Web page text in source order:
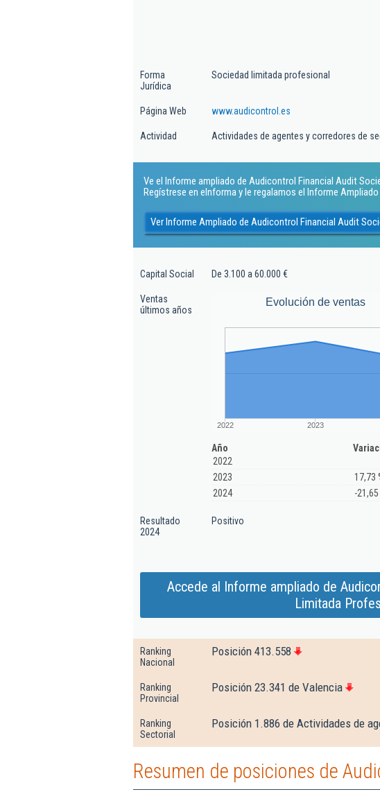
Forma
Jurídica
Sociedad limitada profesional
Página Web www.audicontrol.es
Actividad Actividades de agentes y corredores de
Ve el Informe ampliado de Audicontrol Financial Audit
Regístrese en eInforma y le regalamos el Informe
Ver Informe Ampliado de Audicontrol Financial Audit
Capital Social De 3.100 a 60.000 €
Ventas
últimos años
Evolución de ventas
2022 2023
Año
2022
2023
17,73
2024
-21,65
Resultado
2024
Positivo
Accede al Informe ampliado de
Limitada
Ranking
Nacional
Posición 413.558
Ranking
Provincial
Posición 23.341 de Valencia
Ranking
Sectorial
Posición 1.886 de Actividades de
Resumen de posiciones de